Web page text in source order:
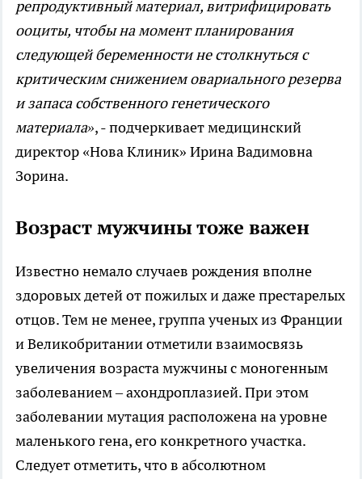
репродуктивный материал, витрифицировать
ооциты, чтобы на момент планирования
следующей беременности не столкнуться с
критическим снижением овариального резерва
и запаса собственного генетического
материала», - подчеркивает медицинский
директор «Нова Клиник» Ирина Вадимовна
Зорина.
Возраст мужчины тоже важен
Известно немало случаев рождения вполне
здоровых детей от пожилых и даже престарелых
отцов. Тем не менее, группа ученых из Франции
и Великобритании отметили взаимосвязь
увеличения возраста мужчины с моногенным
заболеванием – ахондроплазией. При этом
заболевании мутация расположена на уровне
маленького гена, его конкретного участка.
Следует отметить, что в абсолютном